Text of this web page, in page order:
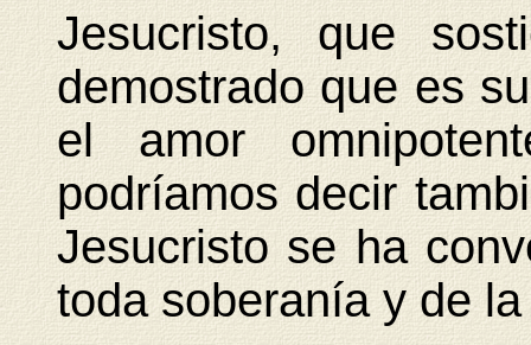
Jesucristo, que
demostrado que es
el amor
podríamos decir
Jesucristo se ha
toda soberanía y de